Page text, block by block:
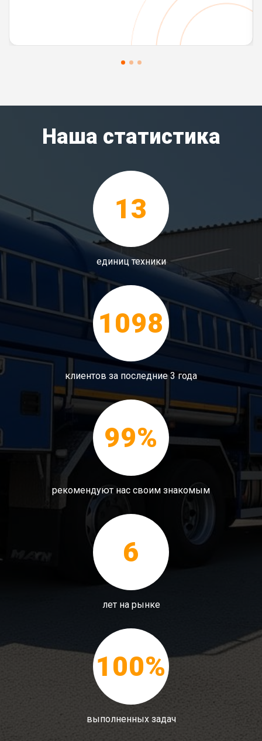
Наша статистика
13
единиц техники
1098
клиентов за последние 3 года
99%
рекомендуют нас своим знакомым
6
лет на рынке
100%
выполненных задач